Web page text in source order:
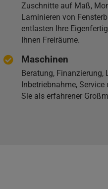
Zuschnitte auf Maß,
Laminieren von
entlasten Ihre
Ihnen Freiräume.
Maschinen
Beratung, Finanzierung,
Inbetriebnahme,
Sie als erfahrener